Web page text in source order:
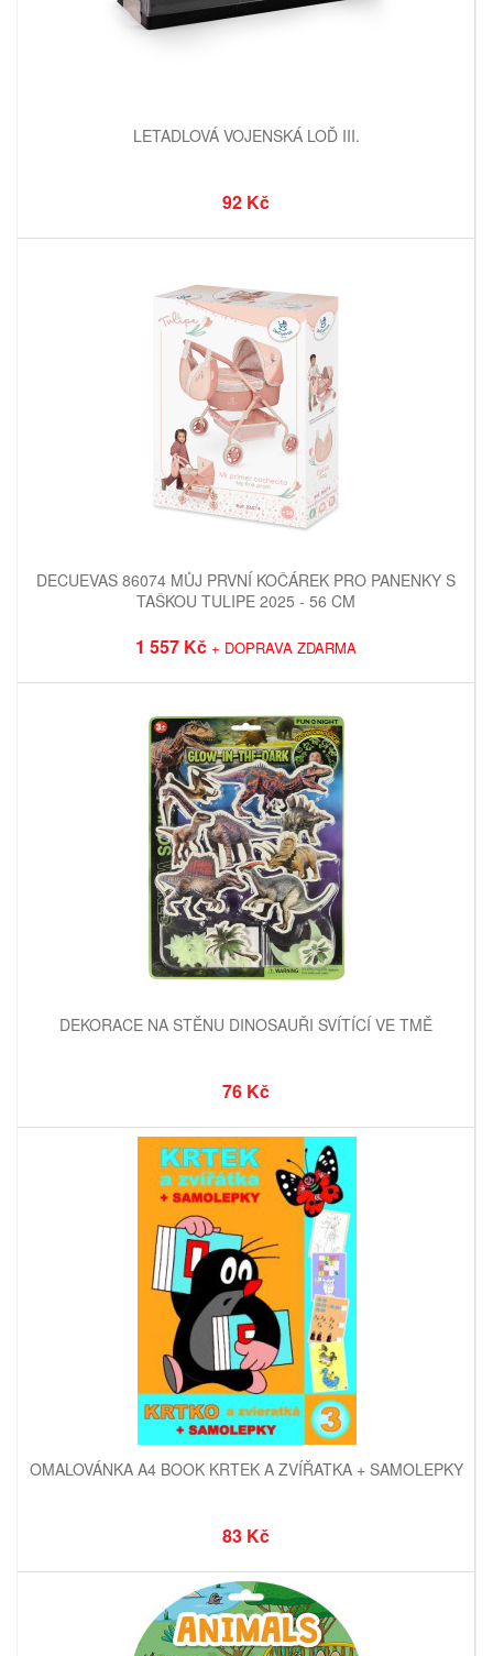
LETADLOVÁ VOJENSKÁ LOĎ III.
92 Kč
DECUEVAS 86074 MŮJ PRVNÍ KOČÁREK PRO PANENKY S
TAŠKOU TULIPE 2025 - 56 CM
1 557 Kč + DOPRAVA ZDARMA
DEKORACE NA STĚNU DINOSAUŘI SVÍTÍCÍ VE TMĚ
76 Kč
OMALOVÁNKA A4 BOOK KRTEK A ZVÍŘATKA + SAMOLEPKY
83 Kč